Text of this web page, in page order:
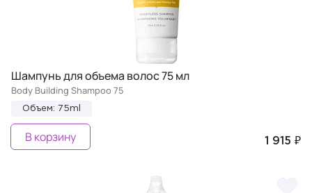
Шампунь для объема волос 75 мл
Body Building Shampoo 75
Объем: 75ml
1 915 ₽
В корзину